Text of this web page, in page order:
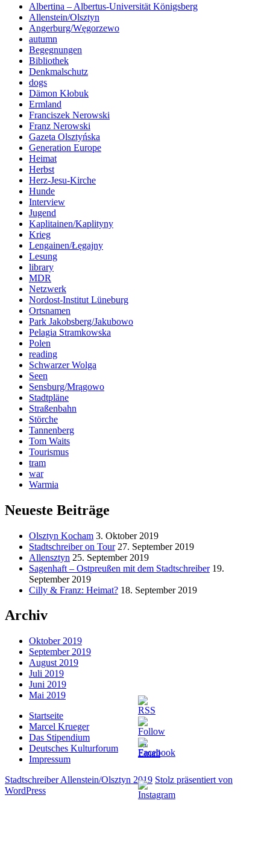
Albertina – Albertus-Universität Königsberg
Allenstein/Olsztyn
Angerburg/Węgorzewo
autumn
Begegnungen
Bibliothek
Denkmalschutz
dogs
Dämon Kłobuk
Ermland
Franciszek Nerowski
Franz Nerowski
Gazeta Olsztyńska
Generation Europe
Heimat
Herbst
Herz-Jesu-Kirche
Hunde
Interview
Jugend
Kaplitainen/Kaplityny
Krieg
Lengainen/Łęgajny
Lesung
library
MDR
Netzwerk
Nordost-Institut Lüneburg
Ortsnamen
Park Jakobsberg/Jakubowo
Pelagia Stramkowska
Polen
reading
Schwarzer Wolga
Seen
Sensburg/Mrągowo
Stadtpläne
Straßenbahn
Störche
Tannenberg
Tom Waits
Tourismus
tram
war
Warmia
Neueste Beiträge
Olsztyn Kocham 3. Oktober 2019
Stadtschreiber on Tour 27. September 2019
Allensztyn 25. September 2019
Sagenhaft – Ostpreußen mit dem Stadtschreiber 19.
September 2019
Cilly & Franz: Heimat? 18. September 2019
Archiv
Oktober 2019
September 2019
August 2019
Juli 2019
Juni 2019
Mai 2019
Startseite
Marcel Krueger
Das Stipendium
Deutsches Kulturforum
Impressum
Stadtschreiber Allenstein/Olsztyn 2019 Stolz präsentiert von
WordPress